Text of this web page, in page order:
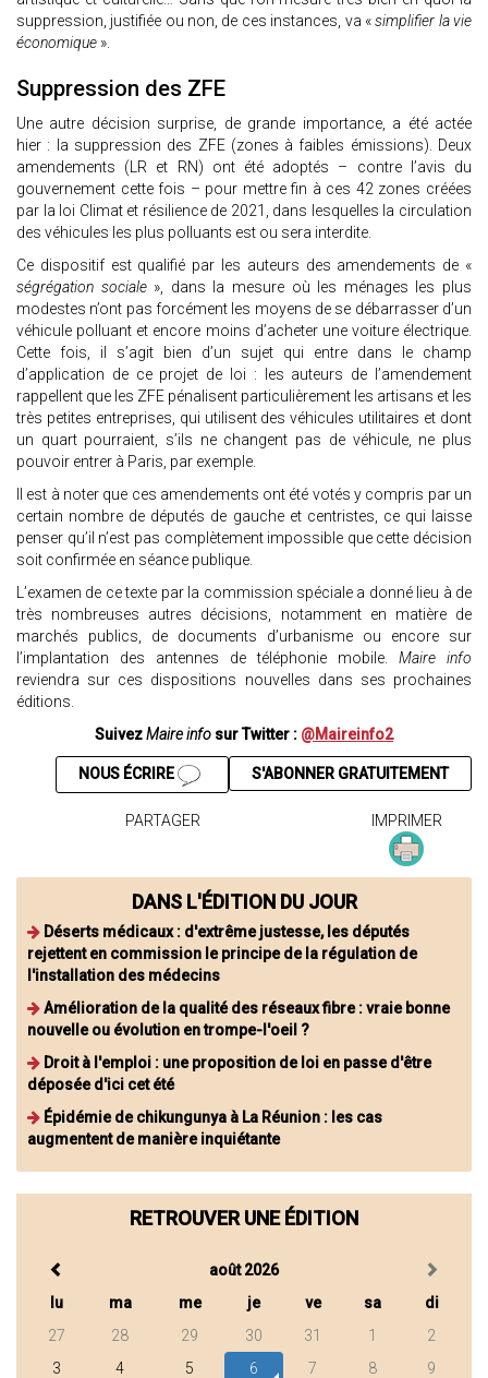
suppression, justifiée ou non, de ces instances, va «simplifier la vie
économique ».
Suppression des ZFE
Une autre décision surprise, de grande importance, a été actée
hier : la suppression des ZFE (zones à faibles émissions). Deux
amendements (LR et RN) ont été adoptés – contre l’avis du
gouvernement cette fois – pour mettre fin à ces 42 zones créées
par la loi Climat et résilience de 2021, dans lesquelles la circulation
des véhicules les plus polluants est ou sera interdite.
Ce dispositif est qualifié par les auteurs des amendements de «
ségrégation sociale», dans la mesure où les ménages les plus
modestes n’ont pas forcément les moyens de se débarrasser d’un
véhicule polluant et encore moins d’acheter une voiture électrique.
Cette fois, il s’agit bien d’un sujet qui entre dans le champ
d’application de ce projet de loi : les auteurs de l’amendement
rappellent que les ZFE pénalisent particulièrement les artisans et les
très petites entreprises, qui utilisent des véhicules utilitaires et dont
un quart pourraient, s’ils ne changent pas de véhicule, ne plus
pouvoir entrer à Paris, par exemple.
Il est à noter que ces amendements ont été votés y compris par un
certain nombre de députés de gauche et centristes, ce qui laisse
penser qu’il n’est pas complètement impossible que cette décision
soit confirmée en séance publique.
L’examen de ce texte par la commission spéciale a donné lieu à de
très nombreuses autres décisions, notamment en matière de
marchés publics, de documents d’urbanisme ou encore sur
l’implantation des antennes de téléphonie mobile. Maire info
reviendra sur ces dispositions nouvelles dans ses prochaines
éditions.
SuivezMaire info sur Twitter : @Maireinfo2
S'ABONNER GRATUITEMENT
NOUS ÉCRIRE
PARTAGER IMPRIMER
DANS L'ÉDITION DU JOUR
Déserts médicaux : d'extrême justesse, les députés
rejettent en commission le principe de la régulation de
l'installation des médecins
Amélioration de la qualité des réseaux fibre : vraie bonne
nouvelle ou évolution en trompe-l'oeil ?
Droit à l'emploi : une proposition de loi en passe d'être
déposée d'ici cet été
Épidémie de chikungunya à La Réunion : les cas
augmentent de manière inquiétante
RETROUVER UNE ÉDITION
août 2026
lu
ma me je ve sa
di
27
28 29 30 31 1
2
3
4 5 6 7 8 9